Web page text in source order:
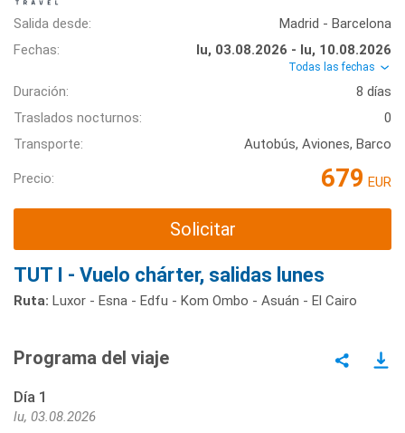
Salida desde:
Madrid - Barcelona
Fechas:
lu, 03.08.2026 - lu, 10.08.2026
Todas las fechas
Duración:
8 días
Traslados nocturnos:
0
Transporte:
Autobús, Aviones, Barco
Precio: 679 EUR
Solicitar
TUT I - Vuelo chárter, salidas lunes
Ruta: Luxor - Esna - Edfu - Kom Ombo - Asuán - El Cairo
Programa del viaje
Día 1
lu, 03.08.2026